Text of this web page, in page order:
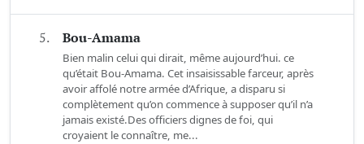
5. Bou-Amama
Bien malin celui qui dirait, même aujourd’hui. ce
qu’était Bou-Amama. Cet insaisissable farceur, après
avoir affolé notre armée d’Afrique, a disparu si
complètement qu’on commence à supposer qu’il n’a
jamais existé.Des officiers dignes de foi, qui
croyaient le connaître, me...